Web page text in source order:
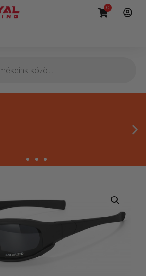
0
kizárólag olyan termékek
amelyekben mi is bízunk.